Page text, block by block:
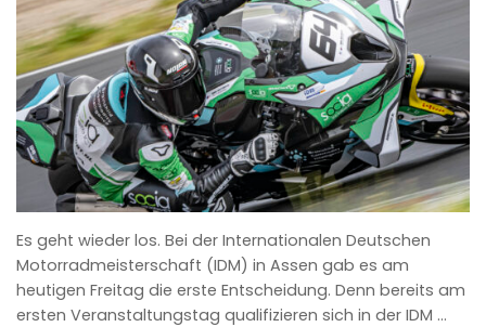
ANKE WIECZOREK
Es geht wieder los. Bei der Internationalen Deutschen
Motorradmeisterschaft (IDM) in Assen gab es am
heutigen Freitag die erste Entscheidung. Denn bereits am
ersten Veranstaltungstag qualifizieren sich in der IDM …